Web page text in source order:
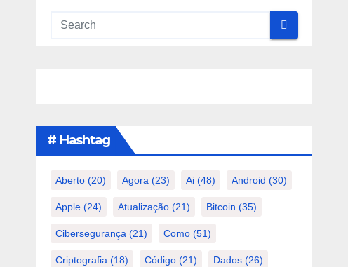
# Hashtag
Aberto (20) Agora (23) Ai (48) Android (30)
Apple (24) Atualização (21) Bitcoin (35)
Cibersegurança (21) Como (51)
Criptografia (18) Código (21) Dados (26)